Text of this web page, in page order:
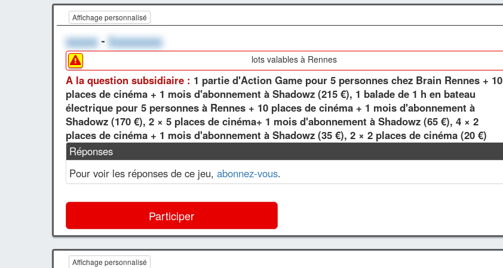
Affichage personnalisé
xxxxxx-Xxxxxxxxxx
lots valables à Rennes
A la question subsidiaire : 1 partie d'Action Game pour 5 personnes chez Brain Rennes + 10
places de cinéma + 1 mois d'abonnement à Shadowz (215 €), 1 balade de 1 h en bateau
électrique pour 5 personnes à Rennes + 10 places de cinéma + 1 mois d'abonnement à
Shadowz (170 €), 2 × 5 places de cinéma+ 1 mois d'abonnement à Shadowz (65 €), 4 × 2
places de cinéma + 1 mois d'abonnement à Shadowz (35 €), 2 × 2 places de cinéma (20 €)
Réponses
Pour voir les réponses de ce jeu, abonnez-vous.
Participer
Affichage personnalisé